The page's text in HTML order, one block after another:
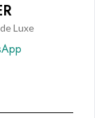
Luxe